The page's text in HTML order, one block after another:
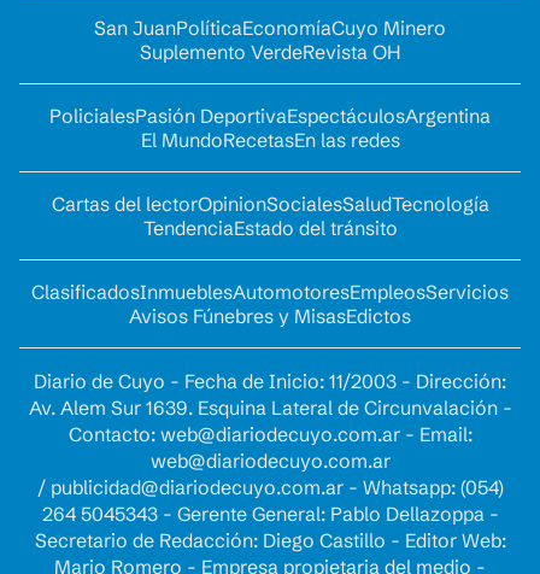
San JuanPolíticaEconomíaCuyo Minero
Suplemento VerdeRevista OH
PolicialesPasión DeportivaEspectáculosArgentina
El MundoRecetasEn las redes
Cartas del lectorOpinionSocialesSaludTecnología
TendenciaEstado del tránsito
ClasificadosInmueblesAutomotoresEmpleosServicios
Avisos Fúnebres y MisasEdictos
Diario de Cuyo - Fecha de Inicio: 11/2003 - Dirección:
Av. Alem Sur 1639. Esquina Lateral de Circunvalación -
Contacto: web@diariodecuyo.com.ar- Email:
web@diariodecuyo.com.ar
/ publicidad@diariodecuyo.com.ar- Whatsapp: (054)
264 5045343 - Gerente General: Pablo Dellazoppa -
Secretario de Redacción: Diego Castillo - Editor Web:
Mario Romero - Empresa propietaria del medio -